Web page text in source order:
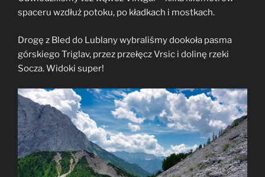
spaceru wzdłuż potoku, po kładkach i mostkach.
Drogę z Bled do Lublany wybraliśmy dookoła pasma
górskiego Triglav, przez przełęcz Vrsic i dolinę rzeki
Socza. Widoki super!